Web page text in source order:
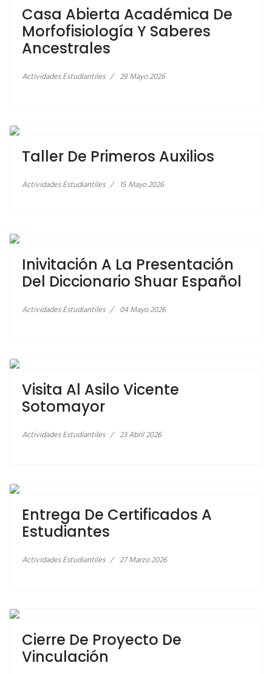
Casa Abierta Académica De
Morfofisiología Y Saberes
Ancestrales
Actividades Estudiantiles 29 Mayo 2026
Taller De Primeros Auxilios
Actividades Estudiantiles 15 Mayo 2026
Inivitación A La Presentación
Del Diccionario Shuar Español
Actividades Estudiantiles 04 Mayo 2026
Visita Al Asilo Vicente
Sotomayor
Actividades Estudiantiles 23 Abril 2026
Entrega De Certificados A
Estudiantes
Actividades Estudiantiles 27 Marzo 2026
Cierre De Proyecto De
Vinculación